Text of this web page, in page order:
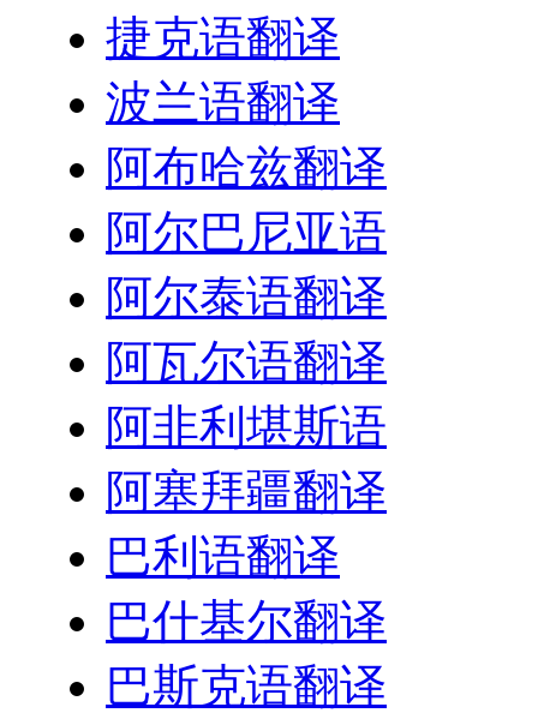
捷克语翻译
波兰语翻译
阿布哈兹翻译
阿尔巴尼亚语
阿尔泰语翻译
阿瓦尔语翻译
阿非利堪斯语
阿塞拜疆翻译
巴利语翻译
巴什基尔翻译
巴斯克语翻译